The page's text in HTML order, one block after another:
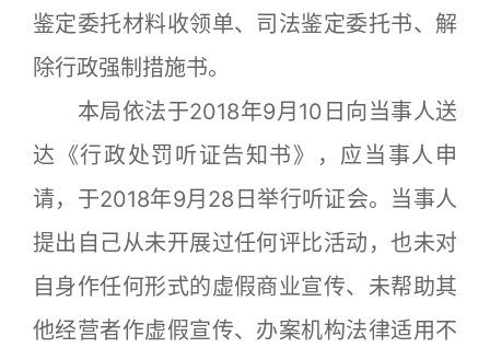
鉴定委托材料收领单、司法鉴定委托书、解
除行政强制措施书。
本局依法于2018年9月10日向当事人送
达《行政处罚听证告知书》，应当事人申
请，于2018年9月28日举行听证会。当事人
提出自己从未开展过任何评比活动，也未对
自身作任何形式的虚假商业宣传、未帮助其
他经营者作虚假宣传、办案机构法律适用不